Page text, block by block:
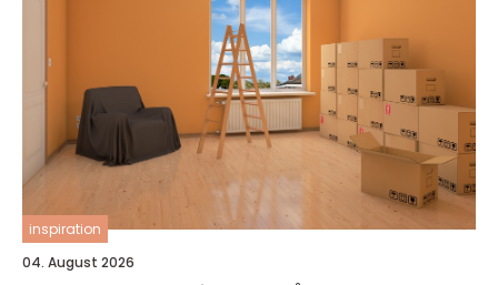
inspiration
04. August 2026